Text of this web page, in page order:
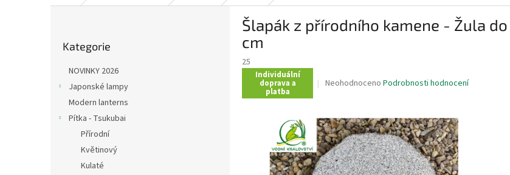
kategorie
Kategorie
NOVINKY 2026
Japonské lampy
Modern lanterns
Pítka - Tsukubai
Přírodní
Květinový
Kulaté
Šlapák z přírodního kamene - Žula
cm
25
Individuální
doprava a
platba
Průměrné
je
0,0
z
5
hvězdiček.
Neohodnoceno Podrobnosti hodnocení